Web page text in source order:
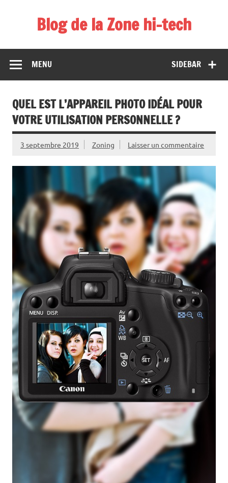
Blog de la Zone hi-tech
SIDEBAR
MENU
QUEL EST L’APPAREIL PHOTO IDÉAL POUR
VOTRE UTILISATION PERSONNELLE ?
3 septembre 2019 Zoning Laisser un commentaire